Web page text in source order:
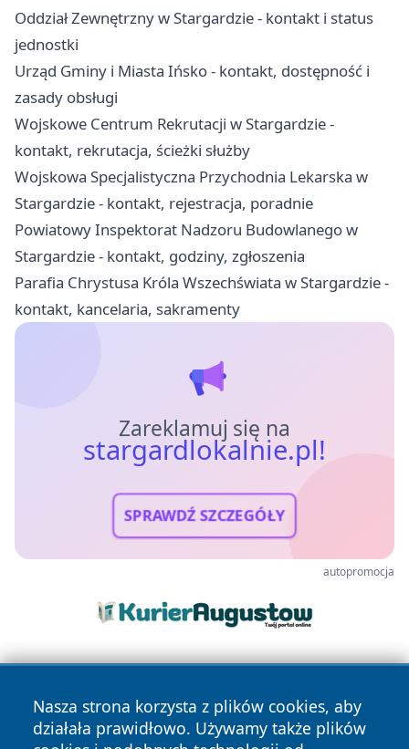
Oddział Zewnętrzny w Stargardzie - kontakt i status
jednostki
Urząd Gminy i Miasta Ińsko - kontakt, dostępność i
zasady obsługi
Wojskowe Centrum Rekrutacji w Stargardzie -
kontakt, rekrutacja, ścieżki służby
Wojskowa Specjalistyczna Przychodnia Lekarska w
Stargardzie - kontakt, rejestracja, poradnie
Powiatowy Inspektorat Nadzoru Budowlanego w
Stargardzie - kontakt, godziny, zgłoszenia
Parafia Chrystusa Króla Wszechświata w Stargardzie -
kontakt, kancelaria, sakramenty
Zareklamuj się na
stargardlokalnie.pl!
SPRAWDŹ SZCZEGÓŁY
autopromocja
Nasza strona korzysta z plików cookies, aby
działała prawidłowo. Używamy także plików